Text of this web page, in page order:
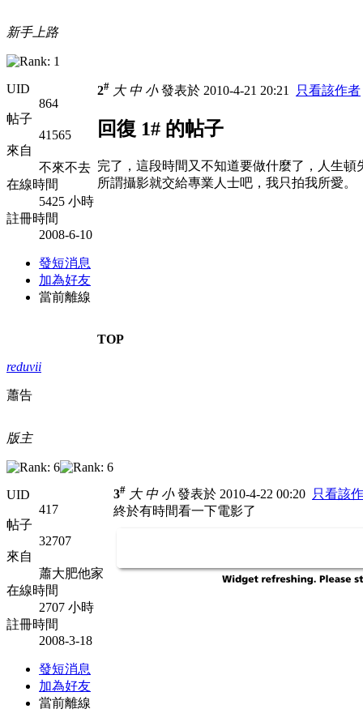
新手上路
UID
864
帖子
41565
來自
不來不去
在線時間
5425 小時
註冊時間
2008-6-10
發短消息
加為好友
當前離線
2# 大 中 小發表於 2010-4-21 20:21 只看該作者
回復 1# 的帖子
完了，這段時間又不知道要做什麼了，人生頓
所謂攝影就交給專業人士吧，我只拍我所愛。
TOP
reduvii
蕭告
版主
UID
417
帖子
32707
來自
蕭大肥他家
在線時間
2707 小時
註冊時間
2008-3-18
發短消息
加為好友
當前離線
3# 大 中 小發表於 2010-4-22 00:20 只看該
終於有時間看一下電影了